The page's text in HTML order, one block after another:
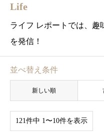
Life
ライフ レポートでは、趣
を発信！
並べ替え条件
新しい順
121件中 1〜10件を表示